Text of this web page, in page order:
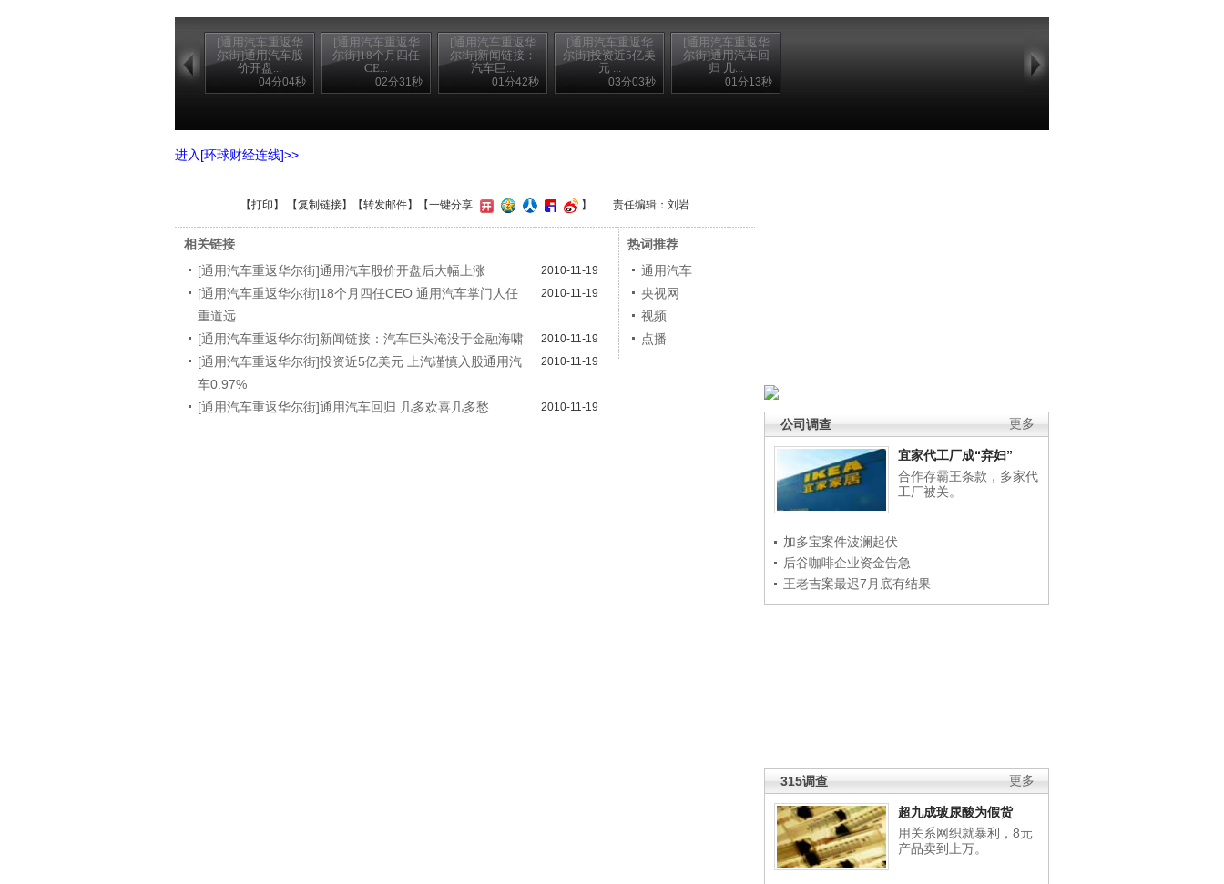
[通用汽车重返华
尔街]通用汽车股
价开盘...
04分04秒
[通用汽车重返华
尔街]18个月四任
CE...
02分31秒
[通用汽车重返华
尔街]新闻链接：
汽车巨...
01分42秒
[通用汽车重返华
尔街]投资近5亿美
元 ...
03分03秒
[通用汽车重返华
尔街]通用汽车回
归 几...
01分13秒
更多
公司调查
宜家代工厂成“弃妇”
合作存霸王条款，多家代
工厂被关。
加多宝案件波澜起伏
后谷咖啡企业资金告急
王老吉案最迟7月底有结果
更多
315调查
超九成玻尿酸为假货
用关系网织就暴利，8元
产品卖到上万。
进入[环球财经连线]>>
【打印 】 【复制链接】【转发邮件】 【一键分享 】 责任编辑：刘岩
相关链接
[通用汽车重返华尔街]通用汽车股价开盘后大幅上涨
2010-11-19
[通用汽车重返华尔街]18个月四任CEO 通用汽车掌门人任
重道远
2010-11-19
[通用汽车重返华尔街]新闻链接：汽车巨头淹没于金融海啸 2010-11-19
[通用汽车重返华尔街]投资近5亿美元 上汽谨慎入股通用汽
车0.97%
2010-11-19
[通用汽车重返华尔街]通用汽车回归 几多欢喜几多愁 2010-11-19
热词推荐
通用汽车
央视网
视频
点播